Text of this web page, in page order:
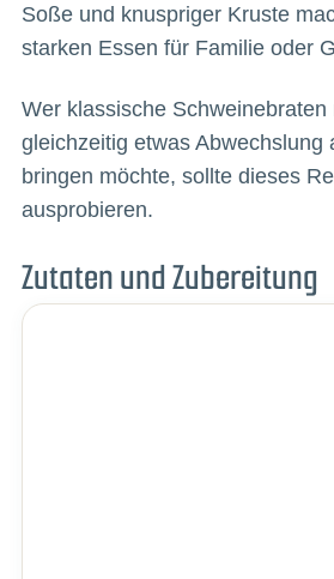
Soße und knuspriger Kruste
starken Essen für Familie oder
Wer klassische Schweinebraten
gleichzeitig etwas Abwechslung
bringen möchte, sollte dieses
ausprobieren.
Zutaten und Zubereitung